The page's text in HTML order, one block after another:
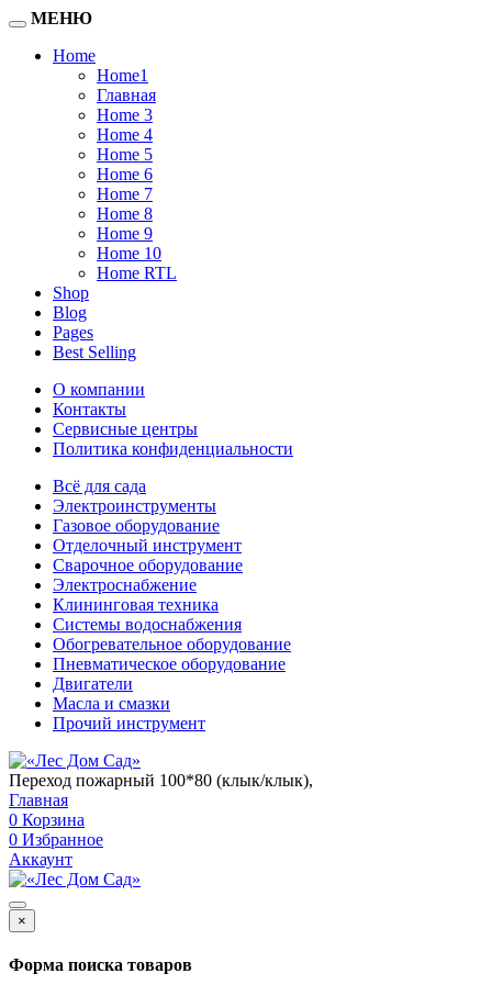
МЕНЮ
Home
Home1
Главная
Home 3
Home 4
Home 5
Home 6
Home 7
Home 8
Home 9
Home 10
Home RTL
Shop
Blog
Pages
Best Selling
О компании
Контакты
Сервисные центры
Политика конфиденциальности
Всё для сада
Электроинструменты
Газовое оборудование
Отделочный инструмент
Сварочное оборудование
Электроснабжение
Клининговая техника
Системы водоснабжения
Обогревательное оборудование
Пневматическое оборудование
Двигатели
Масла и смазки
Прочий инструмент
Переход пожарный 100*80 (клык/клык),
Главная
0 Корзина
0 Избранное
Аккаунт
×
Форма поиска товаров